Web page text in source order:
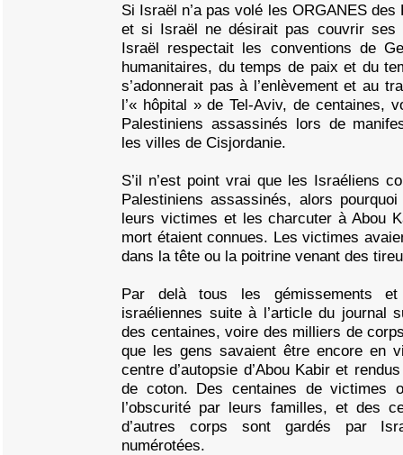
Si Israël n’a pas volé les ORGANES
et si Israël ne désirait pas couvrir ses
Israël respectait les conventions de
humanitaires, du temps de paix et du
s’adonnerait pas à l’enlèvement et au
l’« hôpital » de Tel-Aviv, de centaines,
Palestiniens assassinés lors de
les villes de Cisjordanie.
S’il n’est point vrai que les Israéliens
Palestiniens assassinés, alors
leurs victimes et les charcuter à Abou
mort étaient connues. Les victimes
dans la tête ou la poitrine venant des
Par delà tous les gémissements
israéliennes suite à l’article du journal
des centaines, voire des milliers de
que les gens savaient être encore en
centre d’autopsie d’Abou Kabir et
de coton. Des centaines de victimes
l’obscurité par leurs familles, et des
d’autres corps sont gardés par
numérotées.